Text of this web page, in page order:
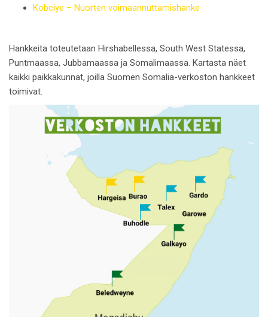
Kobciye – Nuorten voimaannuttamishanke
Hankkeita toteutetaan Hirshabellessa, South West Statessa,
Puntmaassa, Jubbamaassa ja Somalimaassa. Kartasta näet
kaikki paikkakunnat, joilla Suomen Somalia-verkoston hankkeet
toimivat.